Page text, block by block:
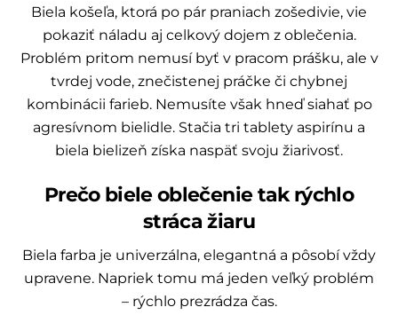
Biela košeľa, ktorá po pár praniach zošedivie, vie
pokaziť náladu aj celkový dojem z oblečenia.
Problém pritom nemusí byť v pracom prášku, ale v
tvrdej vode, znečistenej práčke či chybnej
kombinácii farieb. Nemusíte však hneď siahať po
agresívnom bielidle. Stačia tri tablety aspirínu a
biela bielizeň získa naspäť svoju žiarivosť.
Prečo biele oblečenie tak rýchlo
stráca žiaru
Biela farba je univerzálna, elegantná a pôsobí vždy
upravene. Napriek tomu má jeden veľký problém
– rýchlo prezrádza čas.